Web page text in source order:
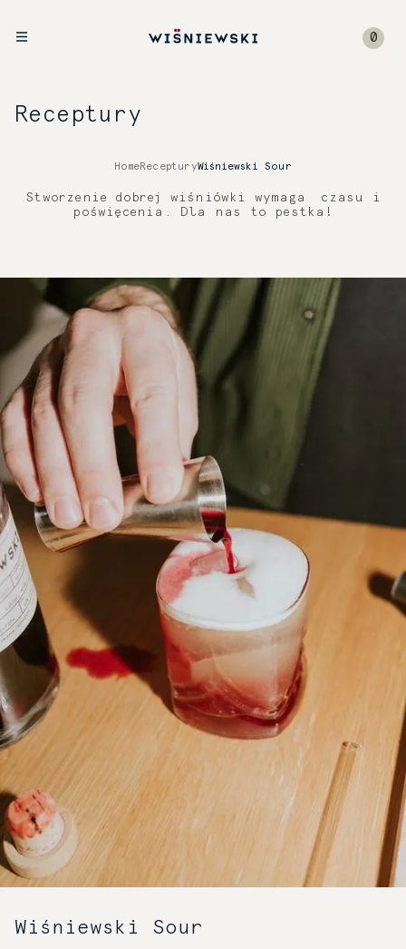
0
Receptury
HomeRecepturyWiśniewski Sour
Stworzenie dobrej wiśniówki wymaga czasu i
poświęcenia. Dla nas to pestka!
Wiśniewski Sour